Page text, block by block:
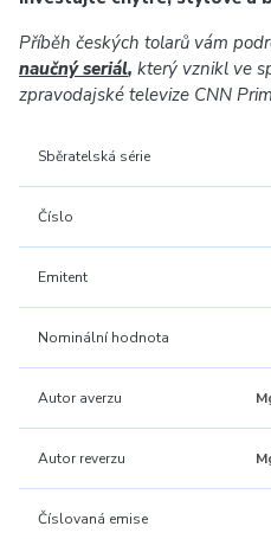
Příběh českých tolarů vám
naučný seriál, který vznikl ve
zpravodajské televize CNN
Sběratelská série
Číslo
Emitent
Nominální hodnota
Autor averzu
Autor reverzu
Číslovaná emise